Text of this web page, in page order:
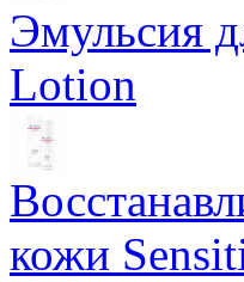
Эмульсия
Lotion
кожи